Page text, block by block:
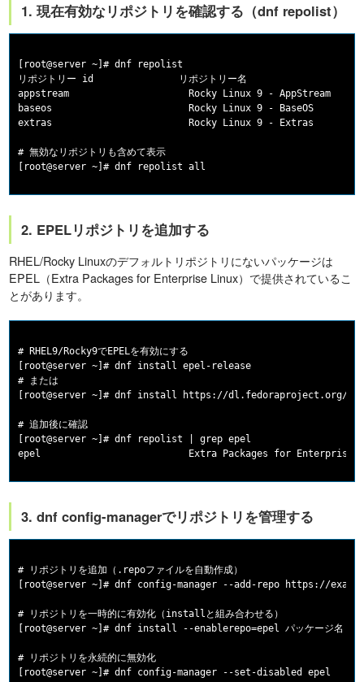
1. 現在有効なリポジトリを確認する（dnf repolist）
[root@server ~]# dnf repolist
リポジトリー id               リポジトリー名
appstream                     Rocky Linux 9 - AppStream
baseos                        Rocky Linux 9 - BaseOS
extras                        Rocky Linux 9 - Extras
# 無効なリポジトリも含めて表示
2. EPELリポジトリを追加する
RHEL/Rocky Linuxのデフォルトリポジトリにないパッケージは
EPEL（Extra Packages for Enterprise Linux）で提供されているこ
とがあります。
# RHEL9/Rocky9でEPELを有効にする
[root@server ~]# dnf install epel-release
# または
[root@server ~]# dnf install https://dl.fedoraproject.org/
# 追加後に確認
[root@server ~]# dnf repolist | grep epel
3. dnf config-managerでリポジトリを管理する
# リポジトリを追加（.repoファイルを自動作成）
[root@server ~]# dnf config-manager --add-repo https://
# リポジトリを一時的に有効化（installと組み合わせる）
[root@server ~]# dnf install --enablerepo=epel パッケージ名
# リポジトリを永続的に無効化
[root@server ~]# dnf config-manager --set-disabled epel